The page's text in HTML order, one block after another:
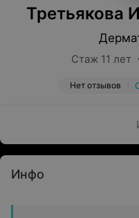
Третьякова
Стаж 11 лет
Нет отзывов
Инфо